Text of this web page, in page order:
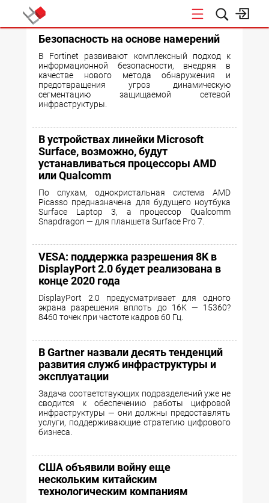
КОНФЕРЕНЦИИ
Безопасность на основе намерений
В Fortinet развивают комплексный подход к
информационной безопасности, внедряя в
качестве нового метода обнаружения и
предотвращения угроз динамическую
сегментацию защищаемой сетевой
инфраструктуры.
В устройствах линейки Microsoft
Surface, возможно, будут
устанавливаться процессоры AMD
или Qualcomm
По слухам, однокристальная система AMD
Picasso предназначена для будущего ноутбука
Surface Laptop 3, а процессор Qualcomm
Snapdragon — для планшета Surface Pro 7.
VESA: поддержка разрешения 8K в
DisplayPort 2.0 будет реализована в
конце 2020 года
DisplayPort 2.0 предусматривает для одного
экрана разрешения вплоть до 16K — 15360?
8460 точек при частоте кадров 60 Гц.
В Gartner назвали десять тенденций
развития служб инфраструктуры и
эксплуатации
Задача соответствующих подразделений уже не
сводится к обеспечению работы цифровой
инфраструктуры — они должны предоставлять
услуги, поддерживающие стратегию цифрового
бизнеса.
США объявили войну еще
нескольким китайским
технологическим компаниям